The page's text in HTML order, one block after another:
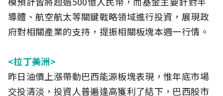
導體、航空航太等關鍵戰略領域進行投資，展現政
府對相關產業的支持，提振相關板塊本週一行情。
<拉丁美洲>
昨日油價上漲帶動巴西能源板塊表現，惟年底市場
交投清淡，投資人普遍逢高獲利了結下，巴西股市